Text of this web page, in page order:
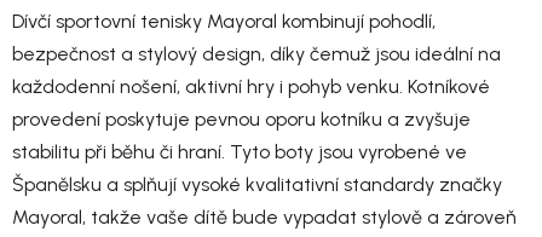
Dívčí sportovní tenisky Mayoral kombinují pohodlí,
bezpečnost a stylový design, díky čemuž jsou ideální na
každodenní nošení, aktivní hry i pohyb venku. Kotníkové
provedení poskytuje pevnou oporu kotníku a zvyšuje
stabilitu při běhu či hraní. Tyto boty jsou vyrobené ve
Španělsku a splňují vysoké kvalitativní standardy značky
Mayoral, takže vaše dítě bude vypadat stylově a zároveň